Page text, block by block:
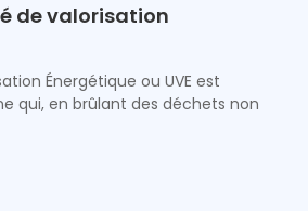
de valorisation
Énergétique ou UVE est
qui, en brûlant des déchets non